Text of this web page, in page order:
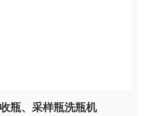
瓶、采样瓶洗瓶机